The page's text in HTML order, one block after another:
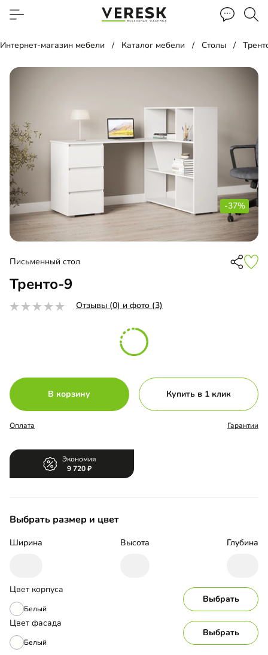
Интернет-магазин мебели Каталог мебели Столы
-37%
Письменный стол
Тренто-9
Отзывы (0) и фото (3)
В корзину Купить в 1 клик
Оплата Гарантии
Экономия
9 720
Выбрать размер и цвет
Ширина Высота Глубина
Цвет корпуса
Белый
Выбрать
Цвет фасада
Белый
Выбрать